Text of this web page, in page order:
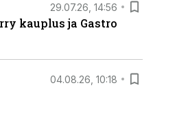
29.07.26, 14:56
kauplus ja Gastro
04.08.26, 10:18